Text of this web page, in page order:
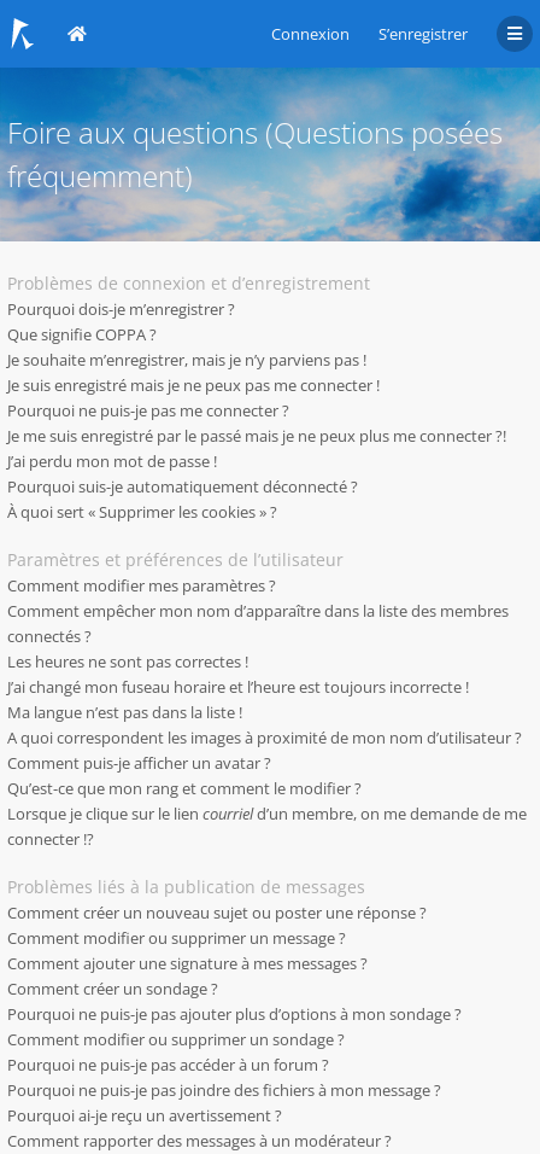
Connexion S’enregistrer
Foire aux questions (Questions posées
fréquemment)
Problèmes de connexion et d’enregistrement
Pourquoi dois-je m’enregistrer ?
Que signifie COPPA ?
Je souhaite m’enregistrer, mais je n’y parviens pas !
Je suis enregistré mais je ne peux pas me connecter !
Pourquoi ne puis-je pas me connecter ?
Je me suis enregistré par le passé mais je ne peux plus me connecter ?!
J’ai perdu mon mot de passe !
Pourquoi suis-je automatiquement déconnecté ?
À quoi sert « Supprimer les cookies » ?
Paramètres et préférences de l’utilisateur
Comment modifier mes paramètres ?
Comment empêcher mon nom d’apparaître dans la liste des membres
connectés ?
Les heures ne sont pas correctes !
J’ai changé mon fuseau horaire et l’heure est toujours incorrecte !
Ma langue n’est pas dans la liste !
A quoi correspondent les images à proximité de mon nom d’utilisateur ?
Comment puis-je afficher un avatar ?
Qu’est-ce que mon rang et comment le modifier ?
Lorsque je clique sur le lien courrield’un membre, on me demande de me
connecter !?
Problèmes liés à la publication de messages
Comment créer un nouveau sujet ou poster une réponse ?
Comment modifier ou supprimer un message ?
Comment ajouter une signature à mes messages ?
Comment créer un sondage ?
Pourquoi ne puis-je pas ajouter plus d’options à mon sondage ?
Comment modifier ou supprimer un sondage ?
Pourquoi ne puis-je pas accéder à un forum ?
Pourquoi ne puis-je pas joindre des fichiers à mon message ?
Pourquoi ai-je reçu un avertissement ?
Comment rapporter des messages à un modérateur ?